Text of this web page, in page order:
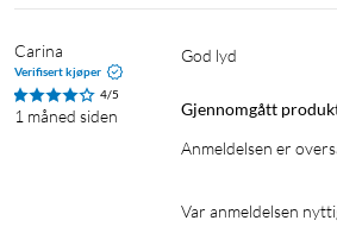
Carina
Verifisert kjøper
4/5
1 måned siden
God lyd
Gjennomgått
Anmeldelsen er
Var anmeldelsen